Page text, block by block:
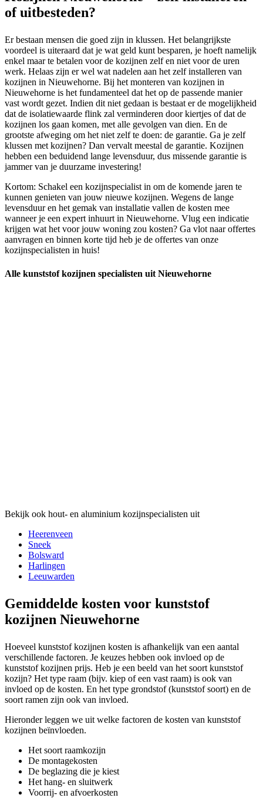
of uitbesteden?
Er bestaan mensen die goed zijn in klussen. Het belangrijkste
voordeel is uiteraard dat je wat geld kunt besparen, je hoeft namelijk
enkel maar te betalen voor de kozijnen zelf en niet voor de uren
werk. Helaas zijn er wel wat nadelen aan het zelf installeren van
kozijnen in Nieuwehorne. Bij het monteren van kozijnen in
Nieuwehorne is het fundamenteel dat het op de passende manier
vast wordt gezet. Indien dit niet gedaan is bestaat er de mogelijkheid
dat de isolatiewaarde flink zal verminderen door kiertjes of dat de
kozijnen los gaan komen, met alle gevolgen van dien. En de
grootste afweging om het niet zelf te doen: de garantie. Ga je zelf
klussen met kozijnen? Dan vervalt meestal de garantie. Kozijnen
hebben een beduidend lange levensduur, dus missende garantie is
jammer van je duurzame investering!
Kortom: Schakel een kozijnspecialist in om de komende jaren te
kunnen genieten van jouw nieuwe kozijnen. Wegens de lange
levensduur en het gemak van installatie vallen de kosten mee
wanneer je een expert inhuurt in Nieuwehorne. Vlug een indicatie
krijgen wat het voor jouw woning zou kosten? Ga vlot naar offertes
aanvragen en binnen korte tijd heb je de offertes van onze
kozijnspecialisten in huis!
Alle kunststof kozijnen specialisten uit Nieuwehorne
Bekijk ook hout- en aluminium kozijnspecialisten uit
Heerenveen
Sneek
Bolsward
Harlingen
Leeuwarden
Gemiddelde kosten voor kunststof
kozijnen Nieuwehorne
Hoeveel kunststof kozijnen kosten is afhankelijk van een aantal
verschillende factoren. Je keuzes hebben ook invloed op de
kunststof kozijnen prijs. Heb je een beeld van het soort kunststof
kozijn? Het type raam (bijv. kiep of een vast raam) is ook van
invloed op de kosten. En het type grondstof (kunststof soort) en de
soort ramen zijn ook van invloed.
Hieronder leggen we uit welke factoren de kosten van kunststof
kozijnen beïnvloeden.
Het soort raamkozijn
De montagekosten
De beglazing die je kiest
Het hang- en sluitwerk
Voorrij- en afvoerkosten